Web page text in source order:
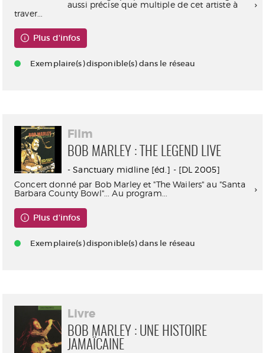
aussi précise que multiple de cet artiste à
traver...
Plus d'infos
Exemplaire(s) disponible(s) dans le réseau
Film
BOB MARLEY : THE LEGEND LIVE
- Sanctuary midline [éd.] - [DL 2005]
Concert donné par Bob Marley et "The Wailers" au "Santa
Barbara County Bowl"... Au program...
Plus d'infos
Exemplaire(s) disponible(s) dans le réseau
Livre
BOB MARLEY : UNE HISTOIRE
JAMAÏCAINE